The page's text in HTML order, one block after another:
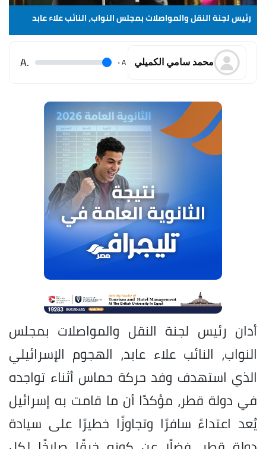
رئيس لجنة النقل والمواصلات بمجلس النواب، النائب علاء عابد
محمد سامي الكميلي A
.
.A
أدان رئيس لجنة النقل والمواصلات بمجلس
النواب، النائب علاء عابد، الهجوم الإسرائيلي
الذي استهدف وفد حركة حماس أثناء تواجده
في دولة قطر، مؤكدًا أن ما قامت به إسرائيل
يُعد اعتداءً سافرًا وتجاوزًا خطيرًا على سيادة